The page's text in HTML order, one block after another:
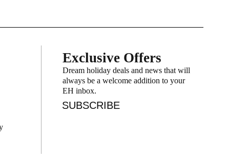
Exclusive Offers
Dream holiday deals and news that will
always be a welcome addition to your
EH inbox.
SUBSCRIBE